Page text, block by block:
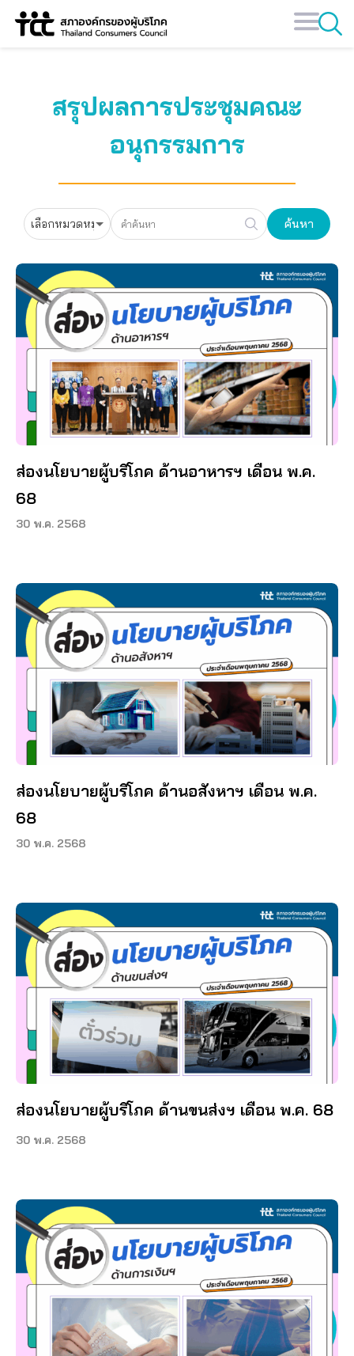
Skip
สรุปผลการประชุมคณะ
อนุกรรมการ
ค้นหา
ส่องนโยบายผู้บริโภค ด้านอาหารฯ เดือน พ.ค.
68
30 พ.ค. 2568
ส่องนโยบายผู้บริโภค ด้านอสังหาฯ เดือน พ.ค.
68
30 พ.ค. 2568
ส่องนโยบายผู้บริโภค ด้านขนส่งฯ เดือน พ.ค. 68
30 พ.ค. 2568